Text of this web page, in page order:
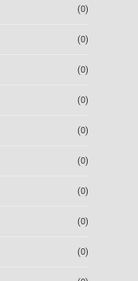
(0)
(0)
(0)
(0)
(0)
(0)
(0)
(0)
(0)